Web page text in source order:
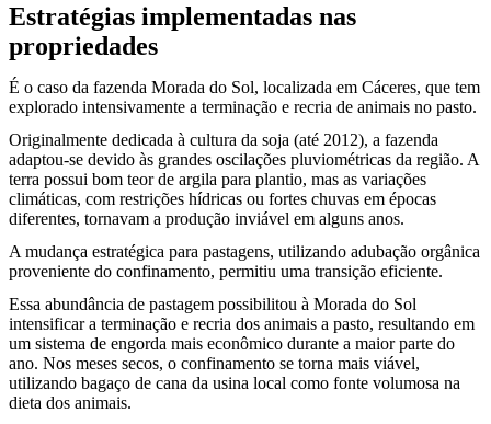
Estratégias implementadas nas
propriedades
É o caso da fazenda Morada do Sol, localizada em Cáceres, que tem
explorado intensivamente a terminação e recria de animais no pasto.
Originalmente dedicada à cultura da soja (até 2012), a fazenda
adaptou-se devido às grandes oscilações pluviométricas da região. A
terra possui bom teor de argila para plantio, mas as variações
climáticas, com restrições hídricas ou fortes chuvas em épocas
diferentes, tornavam a produção inviável em alguns anos.
A mudança estratégica para pastagens, utilizando adubação orgânica
proveniente do confinamento, permitiu uma transição eficiente.
Essa abundância de pastagem possibilitou à Morada do Sol
intensificar a terminação e recria dos animais a pasto, resultando em
um sistema de engorda mais econômico durante a maior parte do
ano. Nos meses secos, o confinamento se torna mais viável,
utilizando bagaço de cana da usina local como fonte volumosa na
dieta dos animais.